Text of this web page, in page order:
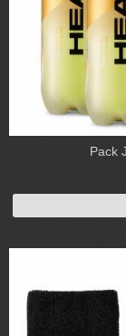
Pack